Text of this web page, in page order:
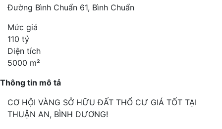
Đường Bình Chuẩn 61, Bình Chuẩn
Mức giá
110 tỷ
Diện tích
5000 m²
Thông tin mô tả
CƠ HỘI VÀNG SỞ HỮU ĐẤT THỔ CƯ GIÁ TỐT TẠI
THUẬN AN, BÌNH DƯƠNG!